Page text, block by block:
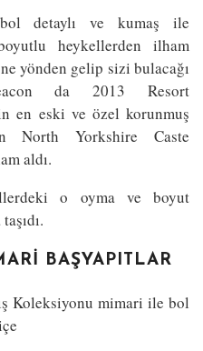
detaylı ve kumaş ile
heykellerden ilham
yönden gelip sizi bulacağı
da 2013 Resort
en eski ve özel korunmuş
North Yorkshire Caste
aldı.
o oyma ve boyut
BAŞYAPITLAR
Koleksiyonu mimari ile bol